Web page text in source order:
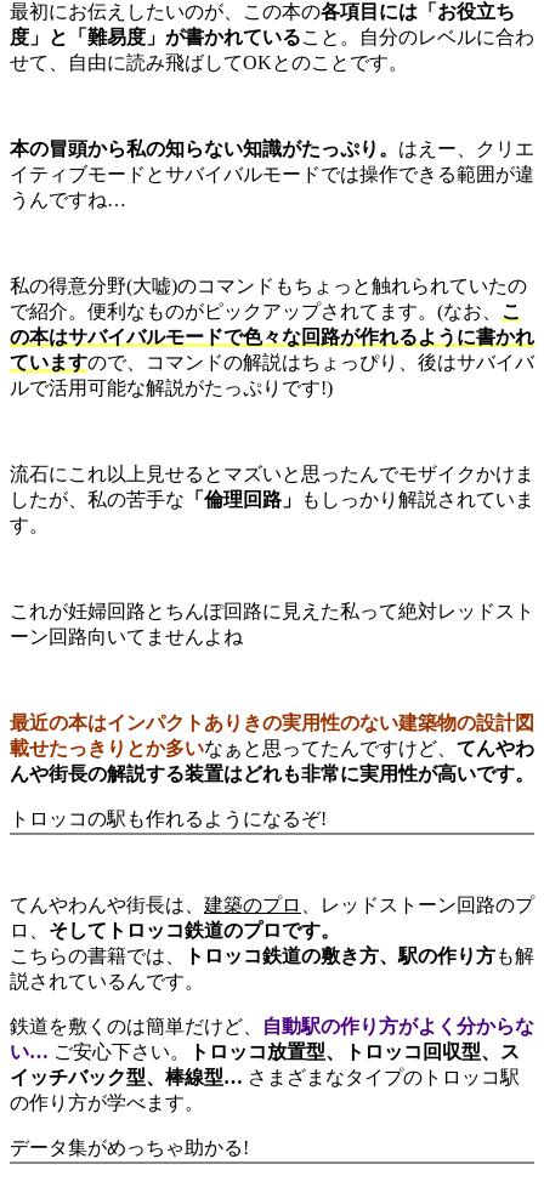
最初にお伝えしたいのが、この本の各項目には「お役立ち
度」と「難易度」が書かれていること。自分のレベルに合わ
せて、自由に読み飛ばしてOKとのことです。
本の冒頭から私の知らない知識がたっぷり。 はえー、クリエ
イティブモードとサバイバルモードでは操作できる範囲が違
うんですね…
私の得意分野(大嘘)のコマンドもちょっと触れられていたの
で紹介。便利なものがピックアップされてます。(なお、 こ
の本はサバイバルモードで色々な回路が作れるように書かれ
ていますので、コマンドの解説はちょっぴり、後はサバイバ
ルで活用可能な解説がたっぷりです!)
流石にこれ以上見せるとマズいと思ったんでモザイクかけま
したが、私の苦手な 「倫理回路」
もしっかり解説されていま
す。
これが妊婦回路とちんぽ回路に見えた私って絶対レッドスト
ーン回路向いてませんよね
最近の本はインパクトありきの実用性のない建築物の設計図
載せたっきりとか多いなぁと思ってたんですけど、 てんやわ
んや街長の解説する装置はどれも非常に実用性が高いです。
トロッコの駅も作れるようになるぞ!
てんやわんや街長は、 建築のプロ 、レッドストーン回路のプ
ロ、 そしてトロッコ鉄道のプロです。
こちらの書籍では、
トロッコ鉄道の敷き方、駅の作り方も解
説されているんです。
鉄道を敷くのは簡単だけど、
自動駅の作り方がよく分からな
い… ご安心下さい。
トロッコ放置型、トロッコ回収型、ス
イッチバック型、棒線型… さまざまなタイプのトロッコ駅
の作り方が学べます。
データ集がめっちゃ助かる!